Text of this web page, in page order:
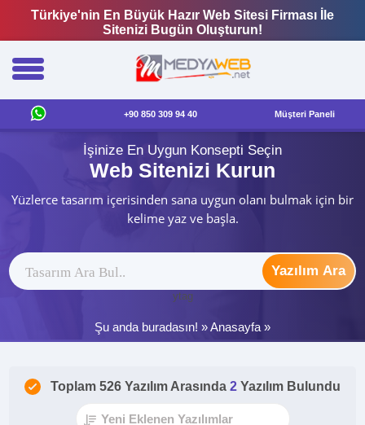
Türkiye'nin En Büyük Hazır Web Sitesi Firması İle
Sitenizi Bugün Oluşturun!
+90 850 309 94 40 Müşteri Paneli
İşinize En Uygun Konsepti Seçin
Web Sitenizi Kurun
Yüzlerce tasarım içerisinden sana uygun olanı bulmak için bir
kelime yaz ve başla.
Yazılım Ara
ytag
Şu anda buradasın! »Anasayfa »
Toplam 526 Yazılım Arasında 2 Yazılım Bulundu